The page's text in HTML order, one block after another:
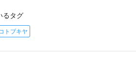
るタグ
トブキヤ